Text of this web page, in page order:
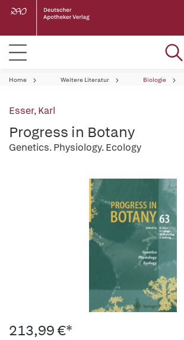
Home Weitere Literatur Biologie
Esser, Karl
Progress in Botany
Genetics. Physiology. Ecology
213,99 €*